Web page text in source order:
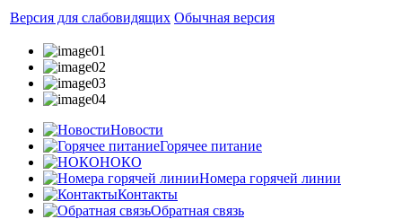
Версия для слабовидящих Обычная версия
Новости
Горячее питание
НОКО
Номера горячей линии
Контакты
Обратная связь